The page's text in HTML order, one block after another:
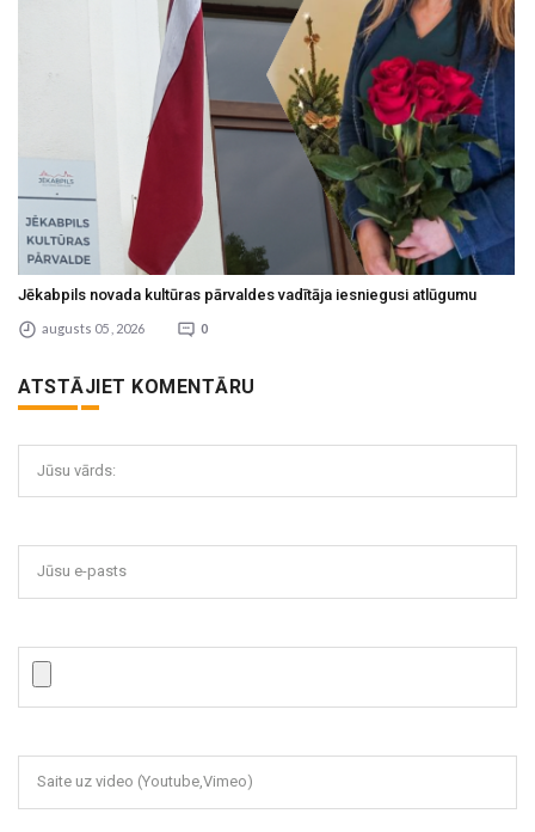
Jēkabpils novada kultūras pārvaldes vadītāja iesniegusi atlūgumu
augusts 05 , 2026 0
ATSTĀJIET KOMENTĀRU
Jūsu vārds:
Jūsu e-pasts
Saite uz video (Youtube,Vimeo)